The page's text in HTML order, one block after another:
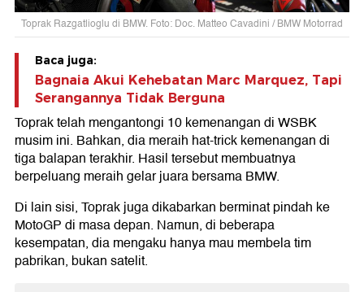
Toprak Razgatlioglu di BMW. Foto: Doc. Matteo Cavadini / BMW Motorrad
Baca juga:
Bagnaia Akui Kehebatan Marc Marquez, Tapi
Serangannya Tidak Berguna
Toprak telah mengantongi 10 kemenangan di WSBK
musim ini. Bahkan, dia meraih hat-trick kemenangan di
tiga balapan terakhir. Hasil tersebut membuatnya
berpeluang meraih gelar juara bersama BMW.
Di lain sisi, Toprak juga dikabarkan berminat pindah ke
MotoGP di masa depan. Namun, di beberapa
kesempatan, dia mengaku hanya mau membela tim
pabrikan, bukan satelit.